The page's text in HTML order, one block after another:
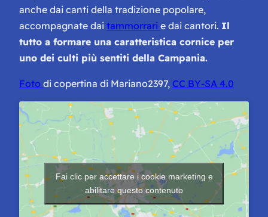
anche dai canti della tradizione popolare,
accompagnate dai tammorrari e dai cantori. Il
tutto a formare una caratteristica cornice per
uno dei culti più sentiti della Campania.
Foto di copertina di Mariano2397, CC BY-SA 4.0
Fai clic per accettare i cookie marketing e
abilitare questo contenuto